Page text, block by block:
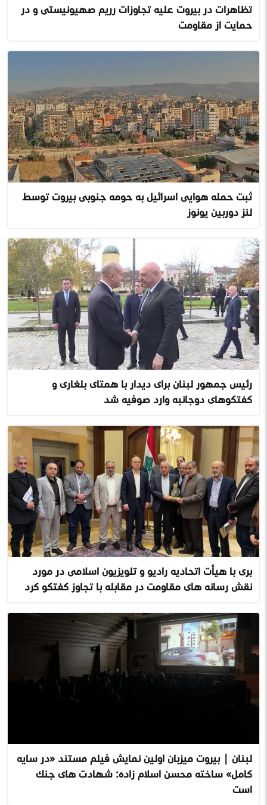
تظاهرات در بیروت علیه تجاوزات رژیم صهیونیستی و در
حمایت از مقاومت
ثبت حمله هوایی اسرائیل به حومه جنوبی بیروت توسط
لنز دوربین یونوز
رئیس جمهور لبنان برای دیدار با همتای بلغاری و
گفتگوهای دوجانبه وارد صوفیه شد
بری با هیأت اتحادیه رادیو و تلویزیون اسلامی در مورد
نقش رسانه های مقاومت در مقابله با تجاوز گفتگو کرد
لبنان | بیروت میزبان اولین نمایش فیلم مستند «در سایه
کامل» ساخته محسن اسلام زاده: شهادت های جنگ
است